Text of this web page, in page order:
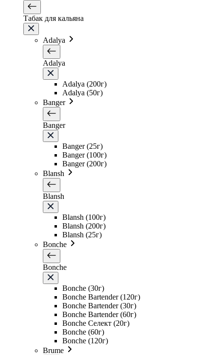
Табак для кальяна
Adalya
Adalya
Adalya (200г)
Adalya (50г)
Banger
Banger
Banger (25г)
Banger (100г)
Banger (200г)
Blansh
Blansh
Blansh (100г)
Blansh (200г)
Blansh (25г)
Bonche
Bonche
Bonche (30г)
Bonche Bartender (120г)
Bonche Bartender (30г)
Bonche Bartender (60г)
Bonche Селект (20г)
Bonche (60г)
Bonche (120г)
Brume